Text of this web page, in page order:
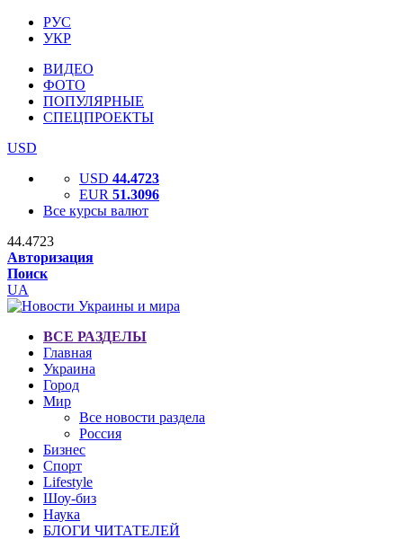
РУС
УКР
ВИДЕО
ФОТО
ПОПУЛЯРНЫЕ
СПЕЦПРОЕКТЫ
USD
USD 44.4723
EUR 51.3096
Все курсы валют
44.4723
Авторизация
Поиск
UA
ВСЕ РАЗДЕЛЫ
Главная
Украина
Город
Мир
Все новости раздела
Россия
Бизнес
Спорт
Lifestyle
Шоу-биз
Наука
БЛОГИ ЧИТАТЕЛЕЙ